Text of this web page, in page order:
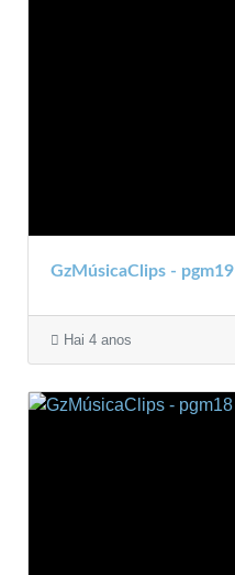
GzMúsicaClips - pgm19
Hai 4 anos